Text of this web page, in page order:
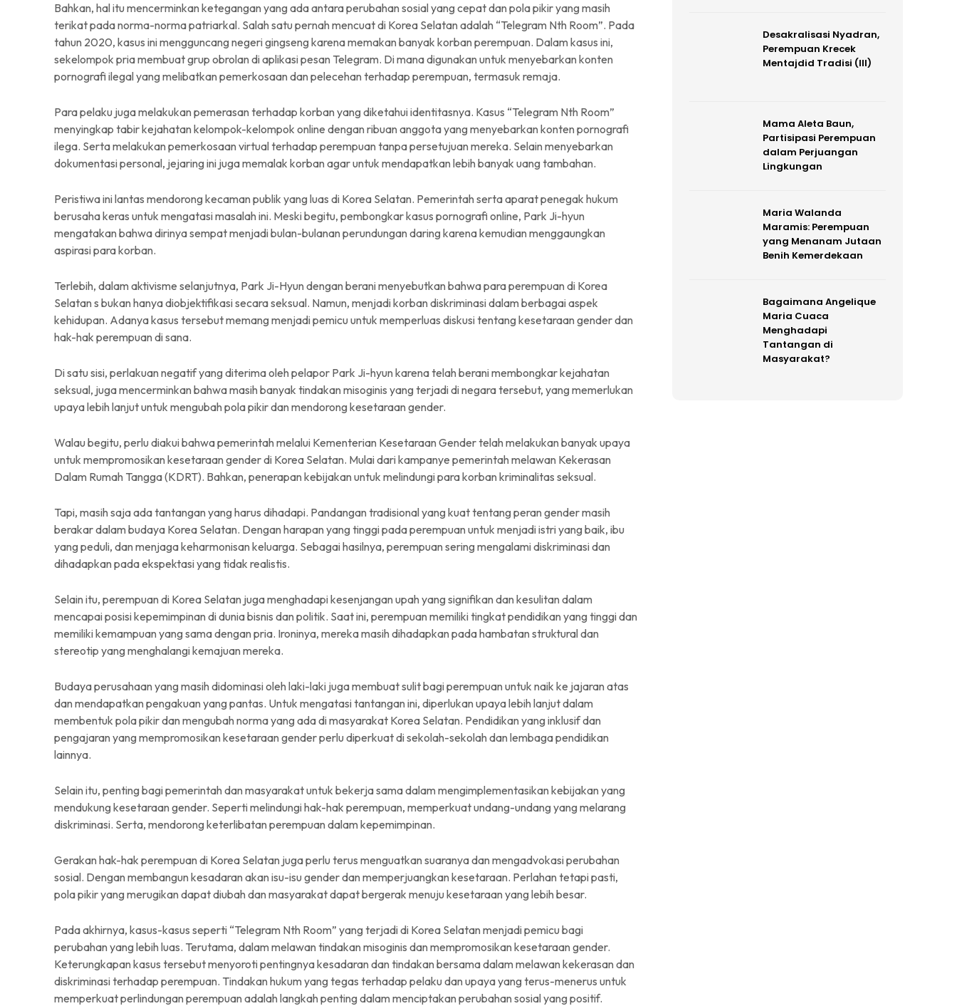
Bahkan, hal itu mencerminkan ketegangan yang ada antara perubahan sosial yang cepat dan pola pikir yang masih
terikat pada norma-norma patriarkal. Salah satu pernah mencuat di Korea Selatan adalah “Telegram Nth Room”. Pada
tahun 2020, kasus ini mengguncang negeri gingseng karena memakan banyak korban perempuan. Dalam kasus ini,
sekelompok pria membuat grup obrolan di aplikasi pesan Telegram. Di mana digunakan untuk menyebarkan konten
pornografi ilegal yang melibatkan pemerkosaan dan pelecehan terhadap perempuan, termasuk remaja.
Para pelaku juga melakukan pemerasan terhadap korban yang diketahui identitasnya. Kasus “Telegram Nth Room”
menyingkap tabir kejahatan kelompok-kelompok online dengan ribuan anggota yang menyebarkan konten pornografi
ilega. Serta melakukan pemerkosaan virtual terhadap perempuan tanpa persetujuan mereka. Selain menyebarkan
dokumentasi personal, jejaring ini juga memalak korban agar untuk mendapatkan lebih banyak uang tambahan.
Peristiwa ini lantas mendorong kecaman publik yang luas di Korea Selatan. Pemerintah serta aparat penegak hukum
berusaha keras untuk mengatasi masalah ini. Meski begitu, pembongkar kasus pornografi online, Park Ji-hyun
mengatakan bahwa dirinya sempat menjadi bulan-bulanan perundungan daring karena kemudian menggaungkan
aspirasi para korban.
Terlebih, dalam aktivisme selanjutnya, Park Ji-Hyun dengan berani menyebutkan bahwa para perempuan di Korea
Selatan s bukan hanya diobjektifikasi secara seksual. Namun, menjadi korban diskriminasi dalam berbagai aspek
kehidupan. Adanya kasus tersebut memang menjadi pemicu untuk memperluas diskusi tentang kesetaraan gender dan
hak-hak perempuan di sana.
Di satu sisi, perlakuan negatif yang diterima oleh pelapor Park Ji-hyun karena telah berani membongkar kejahatan
seksual, juga mencerminkan bahwa masih banyak tindakan misoginis yang terjadi di negara tersebut, yang memerlukan
upaya lebih lanjut untuk mengubah pola pikir dan mendorong kesetaraan gender.
Walau begitu, perlu diakui bahwa pemerintah melalui Kementerian Kesetaraan Gender telah melakukan banyak upaya
untuk mempromosikan kesetaraan gender di Korea Selatan. Mulai dari kampanye pemerintah melawan Kekerasan
Dalam Rumah Tangga (KDRT). Bahkan, penerapan kebijakan untuk melindungi para korban kriminalitas seksual.
Tapi, masih saja ada tantangan yang harus dihadapi. Pandangan tradisional yang kuat tentang peran gender masih
berakar dalam budaya Korea Selatan. Dengan harapan yang tinggi pada perempuan untuk menjadi istri yang baik, ibu
yang peduli, dan menjaga keharmonisan keluarga. Sebagai hasilnya, perempuan sering mengalami diskriminasi dan
dihadapkan pada ekspektasi yang tidak realistis.
Selain itu, perempuan di Korea Selatan juga menghadapi kesenjangan upah yang signifikan dan kesulitan dalam
mencapai posisi kepemimpinan di dunia bisnis dan politik. Saat ini, perempuan memiliki tingkat pendidikan yang tinggi dan
memiliki kemampuan yang sama dengan pria. Ironinya, mereka masih dihadapkan pada hambatan struktural dan
stereotip yang menghalangi kemajuan mereka.
Budaya perusahaan yang masih didominasi oleh laki-laki juga membuat sulit bagi perempuan untuk naik ke jajaran atas
dan mendapatkan pengakuan yang pantas. Untuk mengatasi tantangan ini, diperlukan upaya lebih lanjut dalam
membentuk pola pikir dan mengubah norma yang ada di masyarakat Korea Selatan. Pendidikan yang inklusif dan
pengajaran yang mempromosikan kesetaraan gender perlu diperkuat di sekolah-sekolah dan lembaga pendidikan
lainnya.
Selain itu, penting bagi pemerintah dan masyarakat untuk bekerja sama dalam mengimplementasikan kebijakan yang
mendukung kesetaraan gender. Seperti melindungi hak-hak perempuan, memperkuat undang-undang yang melarang
diskriminasi. Serta, mendorong keterlibatan perempuan dalam kepemimpinan.
Gerakan hak-hak perempuan di Korea Selatan juga perlu terus menguatkan suaranya dan mengadvokasi perubahan
sosial. Dengan membangun kesadaran akan isu-isu gender dan memperjuangkan kesetaraan. Perlahan tetapi pasti,
pola pikir yang merugikan dapat diubah dan masyarakat dapat bergerak menuju kesetaraan yang lebih besar.
Pada akhirnya, kasus-kasus seperti “Telegram Nth Room” yang terjadi di Korea Selatan menjadi pemicu bagi
perubahan yang lebih luas. Terutama, dalam melawan tindakan misoginis dan mempromosikan kesetaraan gender.
Keterungkapan kasus tersebut menyoroti pentingnya kesadaran dan tindakan bersama dalam melawan kekerasan dan
diskriminasi terhadap perempuan. Tindakan hukum yang tegas terhadap pelaku dan upaya yang terus-menerus untuk
memperkuat perlindungan perempuan adalah langkah penting dalam menciptakan perubahan sosial yang positif.
Desakralisasi Nyadran,
Perempuan Krecek
Mentajdid Tradisi (III)
Mama Aleta Baun,
Partisipasi Perempuan
dalam Perjuangan
Lingkungan
Maria Walanda
Maramis: Perempuan
yang Menanam Jutaan
Benih Kemerdekaan
Bagaimana Angelique
Maria Cuaca
Menghadapi
Tantangan di
Masyarakat?